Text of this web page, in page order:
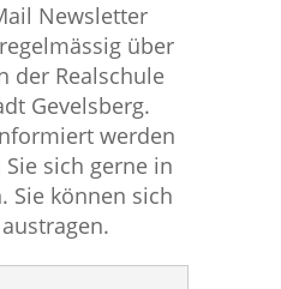
Newsletter
über
der Realschule
Gevelsberg.
werden
sich gerne in
Sie können sich